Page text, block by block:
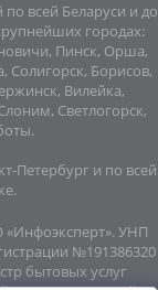
по всей Беларуси и до
городах:
Пинск, Орша,
Борисов,
Вилейка,
Светлогорск,
.
Петербург и по всей
.
УНП
№191386320
бытовых услуг